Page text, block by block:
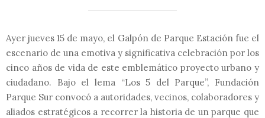
Ayer jueves 15 de mayo, el Galpón de Parque Estación fue el
escenario de una emotiva y significativa celebración por los
cinco años de vida de este emblemático proyecto urbano y
ciudadano. Bajo el lema “Los 5 del Parque”, Fundación
Parque Sur convocó a autoridades, vecinos, colaboradores y
aliados estratégicos a recorrer la historia de un parque que